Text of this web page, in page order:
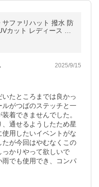
ファリハット 撥水 防
カット レディース メ
夏 アウトドア 登山
2025/9/15
たところまでは良かっ
がつばのステッチと一
着できませんでした。
通せるようしたため星
用したいイベントがな
が今回はやむなくこの
かりやって欲しいで
でも使用でき、コンパ